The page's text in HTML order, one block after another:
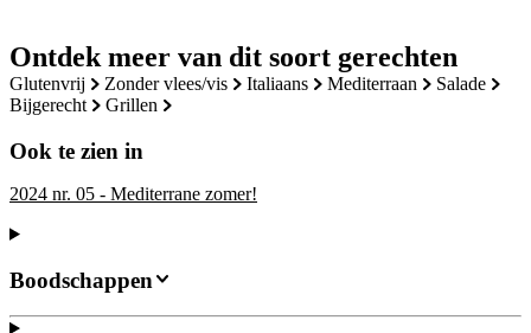
Ontdek meer van dit soort gerechten
glutenvrij zonder vlees/vis italiaans mediterraan
salade
bijgerecht
grillen
Ook te zien in
2024 nr. 05 - Mediterrane zomer!
Boodschappen